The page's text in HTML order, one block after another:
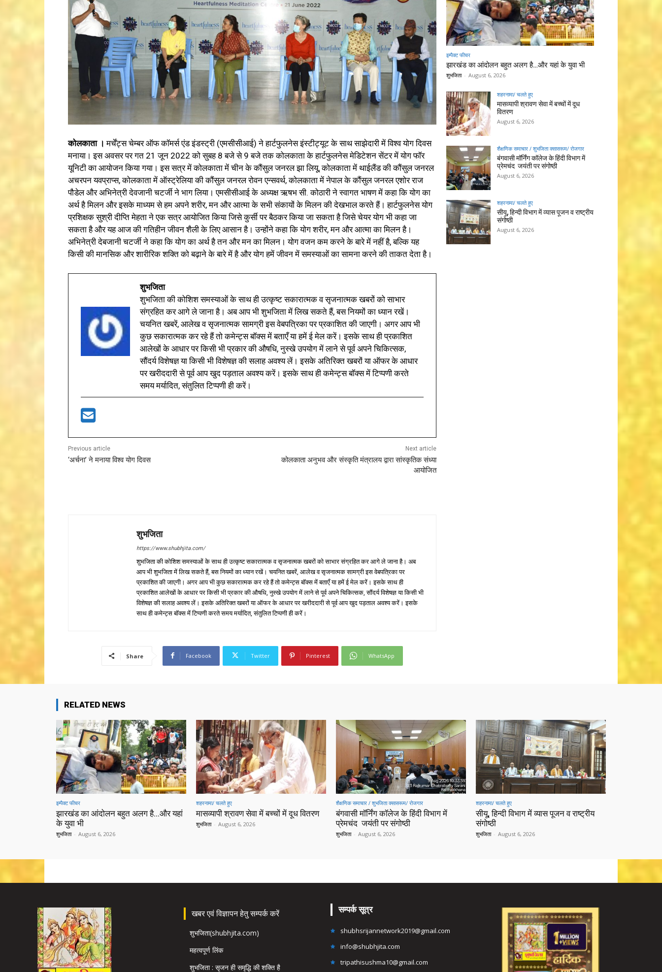
कोलकाता । मर्चेंट्स चेम्बर ऑफ कॉमर्स एंड इंडस्ट्री (एमसीसीआई) ने हार्टफुलनेस इंस्टीट्यूट के साथ साझेदारी में विश्व योग दिवस
मनाया। इस अवसर पर गत 21 जून 2022 को सुबह 8 बजे से 9 बजे तक कोलकाता के हार्टफुलनेस मेडिटेशन सेंटर में योग फॉर
यूनिटी का आयोजन किया गया। इस सत्र में कोलकाता में चीन के कौंसुल जनरल झा लियू, कोलकाता में थाईलैंड की कौंसुल जनरल
अचरपन यवप्राप्स, कोलकाता में ऑस्ट्रेलिया की कौंसुल जनरल रोवन एन्सवर्थ, कोलकाता में नेपाल के कौंसुल जनरल एशोर राज
पौडेल और अभिनेत्री देवजानी चटर्जी ने भाग लिया। एमसीसीआई के अध्यक्ष ऋषभ सी. कोठारी ने स्वागत भाषण में कहा कि योग का
अर्थ है मिलन और इसके माध्यम से हम अपने शरीर, मन और आत्मा के सभी संकायों के मिलन की देखभाल करते हैं। हार्टफुलनेस योग
प्रशिक्षक सुश्री दीप्ति मेहता ने एक सत्र आयोजित किया जिसे कुर्सी पर बैठकर किया जा सकता है जिसे चेयर योग भी कहा जा
सकता है और यह आज की गतिहीन जीवन शैली के लिए आसान है। उन्होंने कहा कि योग शरीर, मन और आत्मा का मिलन है।
अभिनेत्री देबजानी चटर्जी ने कहा कि योग का अर्थ है तन और मन का मिलन। योग वजन कम करने के बारे में नहीं है, बल्कि यह
किसी की मानसिक और शारीरिक शक्ति को बढ़ाने के बारे में है और योग हमें जीवन में समस्याओं का सामना करने की ताकत देता है।
शुभजिता
शुभजिता की कोशिश समस्याओं के साथ ही उत्कृष्ट सकारात्मक व सृजनात्मक खबरों को साभार
संग्रहित कर आगे ले जाना है। अब आप भी शुभजिता में लिख सकते हैं, बस नियमों का ध्यान रखें।
चयनित खबरें, आलेख व सृजनात्मक सामग्री इस वेबपत्रिका पर प्रकाशित की जाएगी। अगर आप भी
कुछ सकारात्मक कर रहे हैं तो कमेन्ट्स बॉक्स में बताएँ या हमें ई मेल करें। इसके साथ ही प्रकाशित
आलेखों के आधार पर किसी भी प्रकार की औषधि, नुस्खे उपयोग में लाने से पूर्व अपने चिकित्सक,
सौंदर्य विशेषज्ञ या किसी भी विशेषज्ञ की सलाह अवश्य लें। इसके अतिरिक्त खबरों या ऑफर के आधार
पर खरीददारी से पूर्व आप खुद पड़ताल अवश्य करें। इसके साथ ही कमेन्ट्स बॉक्स में टिप्पणी करते
समय मर्यादित, संतुलित टिप्पणी ही करें।
Previous article
‘अर्चना’ ने मनाया विश्व योग दिवस
Next article
कोलकाता अनुभव और संस्कृति मंत्रालय द्वारा सांस्कृतिक संध्या
आयोजित
शुभजिता
https://www.shubhjita.com/
शुभजिता की कोशिश समस्याओं के साथ ही उत्कृष्ट सकारात्मक व सृजनात्मक खबरों को साभार संग्रहित कर आगे ले जाना है। अब
आप भी शुभजिता में लिख सकते हैं, बस नियमों का ध्यान रखें। चयनित खबरें, आलेख व सृजनात्मक सामग्री इस वेबपत्रिका पर
प्रकाशित की जाएगी। अगर आप भी कुछ सकारात्मक कर रहे हैं तो कमेन्ट्स बॉक्स में बताएँ या हमें ई मेल करें। इसके साथ ही
प्रकाशित आलेखों के आधार पर किसी भी प्रकार की औषधि, नुस्खे उपयोग में लाने से पूर्व अपने चिकित्सक, सौंदर्य विशेषज्ञ या किसी भी
विशेषज्ञ की सलाह अवश्य लें। इसके अतिरिक्त खबरों या ऑफर के आधार पर खरीददारी से पूर्व आप खुद पड़ताल अवश्य करें। इसके
साथ ही कमेन्ट्स बॉक्स में टिप्पणी करते समय मर्यादित, संतुलित टिप्पणी ही करें।
Share Facebook Twitter Pinterest WhatsApp
इम्पैक्ट फीचर
झारखंड का आंदोलन बहुत अलग है…और यहां के युवा भी
शुभजिता - August 6, 2026
शहरनामा/ चलते हुए
मासव्यापी श्रावण सेवा में बच्चों में दूध
वितरण
August 6, 2026
शैक्षणिक समाचार / शुभजिता क्सासरूम/ रोजगार
बंगवासी मॉर्निंग कॉलेज के हिंदी विभाग में
प्रेमचंद जयंती पर संगोष्ठी
August 6, 2026
शहरनामा/ चलते हुए
सीयू, हिन्दी विभाग में व्यास पूजन व राष्ट्रीय
संगोष्ठी
August 6, 2026
RELATED NEWS
इम्पैक्ट फीचर
झारखंड का आंदोलन बहुत अलग है…और यहां
के युवा भी
शुभजिता - August 6, 2026
शहरनामा/ चलते हुए
मासव्यापी श्रावण सेवा में बच्चों में दूध वितरण
शुभजिता - August 6, 2026
शैक्षणिक समाचार / शुभजिता क्सासरूम/ रोजगार
बंगवासी मॉर्निंग कॉलेज के हिंदी विभाग में
प्रेमचंद जयंती पर संगोष्ठी
शुभजिता - August 6, 2026
शहरनामा/ चलते हुए
सीयू, हिन्दी विभाग में व्यास पूजन व राष्ट्रीय
संगोष्ठी
शुभजिता - August 6, 2026
खबर एवं विज्ञापन हेतु सम्पर्क करें
शुभजिता(shubhjita.com)
महत्वपूर्ण लिंक
शुभजिता : सृजन ही समृद्धि की शक्ति है
सम्पर्क सूत्र
shubhsrijannetwork2019@gmail.com
info@shubhjita.com
tripathisushma10@gmail.com